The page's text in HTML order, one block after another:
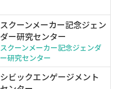
スクーンメーカー記念ジェン
ダー研究センター
スクーンメーカー記念ジェンダ
ー研究センター
シビックエンゲージメント